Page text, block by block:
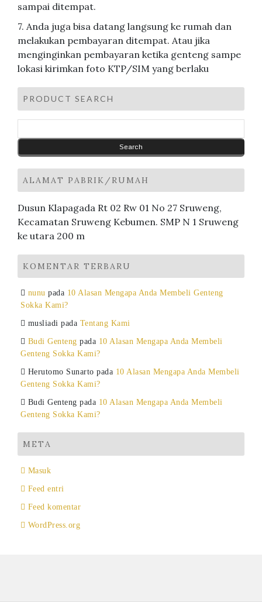
sampai ditempat.
7. Anda juga bisa datang langsung ke rumah dan
melakukan pembayaran ditempat. Atau jika
menginginkan pembayaran ketika genteng sampe
lokasi kirimkan foto KTP/SIM yang berlaku
PRODUCT SEARCH
ALAMAT PABRIK/RUMAH
Dusun Klapagada Rt 02 Rw 01 No 27 Sruweng,
Kecamatan Sruweng Kebumen. SMP N 1 Sruweng
ke utara 200 m
KOMENTAR TERBARU
nunu pada 10 Alasan Mengapa Anda Membeli Genteng
Sokka Kami?
musliadi pada Tentang Kami
Budi Genteng pada 10 Alasan Mengapa Anda Membeli
Genteng Sokka Kami?
Herutomo Sunarto pada 10 Alasan Mengapa Anda Membeli
Genteng Sokka Kami?
Budi Genteng pada 10 Alasan Mengapa Anda Membeli
Genteng Sokka Kami?
META
Masuk
Feed entri
Feed komentar
WordPress.org